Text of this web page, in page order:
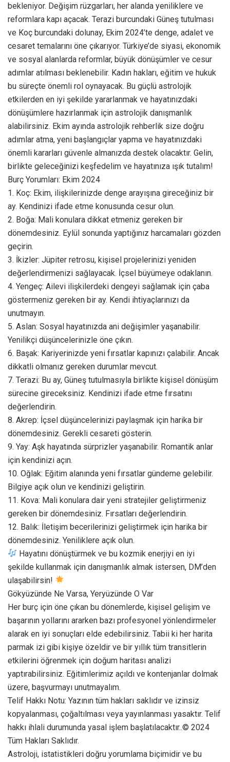
bekleniyor. Değişim rüzgarları, her alanda yeniliklere ve
reformlara kapı açacak. Terazi burcundaki Güneş tutulması
ve Koç burcundaki dolunay, Ekim 2024’te denge, adalet ve
cesaret temalarını öne çıkarıyor. Türkiye’de siyasi, ekonomik
ve sosyal alanlarda reformlar, büyük dönüşümler ve cesur
adımlar atılması beklenebilir. Kadın hakları, eğitim ve hukuk
bu süreçte önemli rol oynayacak. Bu güçlü astrolojik
etkilerden en iyi şekilde yararlanmak ve hayatınızdaki
dönüşümlere hazırlanmak için astrolojik danışmanlık
alabilirsiniz. Ekim ayında astrolojik rehberlik size doğru
adımlar atma, yeni başlangıçlar yapma ve hayatınızdaki
önemli kararları güvenle almanızda destek olacaktır. Gelin,
birlikte geleceğinizi keşfedelim ve hayatınıza ışık tutalım!
Burç Yorumları: Ekim 2024
1. Koç: Ekim, ilişkilerinizde denge arayışına gireceğiniz bir
ay. Kendinizi ifade etme konusunda cesur olun.
2. Boğa: Mali konulara dikkat etmeniz gereken bir
dönemdesiniz. Eylül sonunda yaptığınız harcamaları gözden
geçirin.
3. İkizler: Jüpiter retrosu, kişisel projelerinizi yeniden
değerlendirmenizi sağlayacak. İçsel büyümeye odaklanın.
4. Yengeç: Ailevi ilişkilerdeki dengeyi sağlamak için çaba
göstermeniz gereken bir ay. Kendi ihtiyaçlarınızı da
unutmayın.
5. Aslan: Sosyal hayatınızda ani değişimler yaşanabilir.
Yenilikçi düşüncelerinizle öne çıkın.
6. Başak: Kariyerinizde yeni fırsatlar kapınızı çalabilir. Ancak
dikkatli olmanız gereken durumlar mevcut.
7. Terazi: Bu ay, Güneş tutulmasıyla birlikte kişisel dönüşüm
sürecine gireceksiniz. Kendinizi ifade etme fırsatını
değerlendirin.
8. Akrep: İçsel düşüncelerinizi paylaşmak için harika bir
dönemdesiniz. Gerekli cesareti gösterin.
9. Yay: Aşk hayatında sürprizler yaşanabilir. Romantik anlar
için kendinizi açın.
10. Oğlak: Eğitim alanında yeni fırsatlar gündeme gelebilir.
Bilgiye açık olun ve kendinizi geliştirin.
11. Kova: Mali konulara dair yeni stratejiler geliştirmeniz
gereken bir dönemdesiniz. Fırsatları değerlendirin.
12. Balık: İletişim becerilerinizi geliştirmek için harika bir
dönemdesiniz. Yeniliklere açık olun.
Hayatını dönüştürmek ve bu kozmik enerjiyi en iyi
şekilde kullanmak için danışmanlık almak istersen, DM’den
ulaşabilirsin!
Gökyüzünde Ne Varsa, Yeryüzünde O Var
Her burç için öne çıkan bu dönemlerde, kişisel gelişim ve
başarının yollarını ararken bazı profesyonel yönlendirmeler
alarak en iyi sonuçları elde edebilirsiniz. Tabii ki her harita
parmak izi gibi kişiye özeldir ve bir yıllık tüm transitlerin
etkilerini öğrenmek için doğum haritası analizi
yaptırabilirsiniz. Eğitimlerimiz açıldı ve kontenjanlar dolmak
üzere, başvurmayı unutmayalım.
Telif Hakkı Notu: Yazının tüm hakları saklıdır ve izinsiz
kopyalanması, çoğaltılması veya yayınlanması yasaktır. Telif
hakkı ihlali durumunda yasal işlem başlatılacaktır..© 2024
Tüm Hakları Saklıdır.
Astroloji, istatistikleri doğru yorumlama biçimidir ve bu